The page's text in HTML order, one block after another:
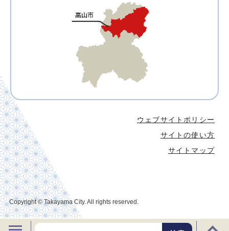
ウェブサイトポリシー
サイトの使い方
サイトマップ
Copyright © Takayama City. All rights reserved.